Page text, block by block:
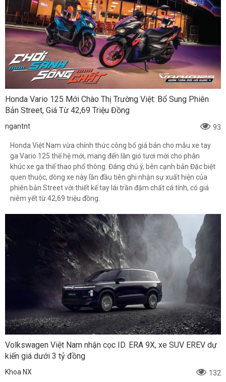
Honda Vario 125 Mới Chào Thị Trường Việt: Bổ Sung Phiên
Bản Street, Giá Từ 42,69 Triệu Đồng
ngantnt 93
Honda Việt Nam vừa chính thức công bố giá bán cho mẫu xe tay
ga Vario 125 thế hệ mới, mang đến làn gió tươi mới cho phân
khúc xe ga thể thao phổ thông. Đáng chú ý, bên cạnh bản Đặc biệt
quen thuộc, dòng xe này lần đầu tiên ghi nhận sự xuất hiện của
phiên bản Street với thiết kế tay lái trần đậm chất cá tính, có giá
niêm yết từ 42,69 triệu đồng.
Volkswagen Việt Nam nhận cọc ID. ERA 9X, xe SUV EREV dự
kiến giá dưới 3 tỷ đồng
Khoa NX 132